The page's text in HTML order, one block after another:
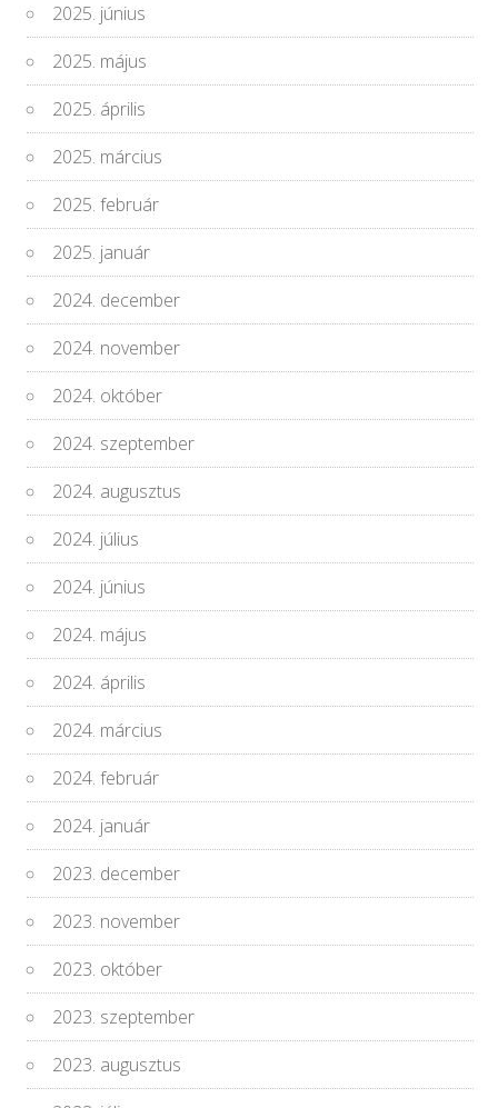
2025. június
2025. május
2025. április
2025. március
2025. február
2025. január
2024. december
2024. november
2024. október
2024. szeptember
2024. augusztus
2024. július
2024. június
2024. május
2024. április
2024. március
2024. február
2024. január
2023. december
2023. november
2023. október
2023. szeptember
2023. augusztus